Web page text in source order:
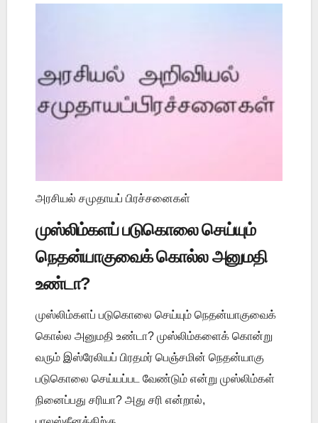
அரசியல் சமுதாயப் பிரச்சனைகள்
முஸ்லிம்களப் படுகொலை செய்யும்
நெதன்யாகுவைக் கொல்ல அனுமதி
உண்டா?
முஸ்லிம்களப் படுகொலை செய்யும் நெதன்யாகுவைக்
கொல்ல அனுமதி உண்டா? முஸ்லிம்களைக் கொன்று
வரும் இஸ்ரேலியப் பிரதமர் பெஞ்சமின் நெதன்யாகு
படுகொலை செய்யப்பட வேண்டும் என்று முஸ்லிம்கள்
நினைப்பது சரியா? அது சரி என்றால்,